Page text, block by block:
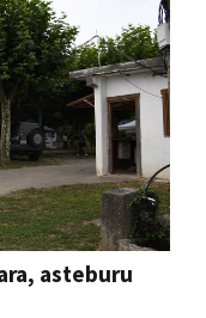
asteburu